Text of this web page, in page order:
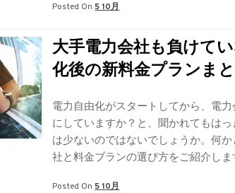
Posted On 5 10月
大手電力会社も負けて
化後の新料金プランま
電力自由化がスタートしてから、電
にしていますか？と、聞かれてもは
は少ないのではないでしょうか。何
社と料金ブランの選び方をご紹介しま
Posted On 5 10月